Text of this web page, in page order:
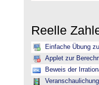
Reelle
Einfache Übung
Applet zur
Beweis der